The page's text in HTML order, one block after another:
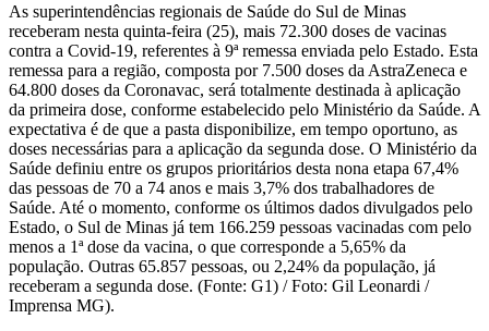
As superintendências regionais de Saúde do Sul de Minas
receberam nesta quinta-feira (25), mais 72.300 doses de vacinas
contra a Covid-19, referentes à 9ª remessa enviada pelo Estado. Esta
remessa para a região, composta por 7.500 doses da AstraZeneca e
64.800 doses da Coronavac, será totalmente destinada à aplicação
da primeira dose, conforme estabelecido pelo Ministério da Saúde. A
expectativa é de que a pasta disponibilize, em tempo oportuno, as
doses necessárias para a aplicação da segunda dose. O Ministério da
Saúde definiu entre os grupos prioritários desta nona etapa 67,4%
das pessoas de 70 a 74 anos e mais 3,7% dos trabalhadores de
Saúde. Até o momento, conforme os últimos dados divulgados pelo
Estado, o Sul de Minas já tem 166.259 pessoas vacinadas com pelo
menos a 1ª dose da vacina, o que corresponde a 5,65% da
população. Outras 65.857 pessoas, ou 2,24% da população, já
receberam a segunda dose. (Fonte: G1) / Foto: Gil Leonardi /
Imprensa MG).